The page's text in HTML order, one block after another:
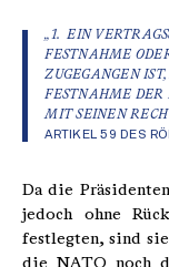
„1. EIN
FESTNAHME
ZUGEGANGEN
ESTNAHME DER
IT SEINEN
ARTIKEL 59 DES
Da die
jedoch ohne
festlegten, sind
die NATO noch